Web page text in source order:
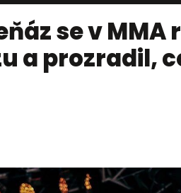
se v MMA
a prozradil,